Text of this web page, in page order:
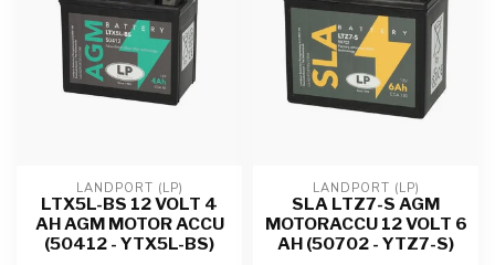
LANDPORT (LP)
LTX5L-BS 12 VOLT 4
AH AGM MOTOR ACCU
(50412 - YTX5L-BS)
LANDPORT (LP)
SLA LTZ7-S AGM
MOTORACCU 12 VOLT 6
AH (50702 - YTZ7-S)